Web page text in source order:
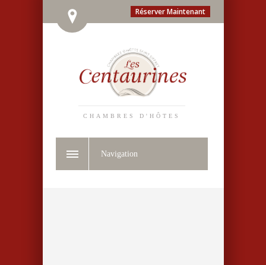
Réserver Maintenant
CHAMBRES D'HÔTES
Navigation